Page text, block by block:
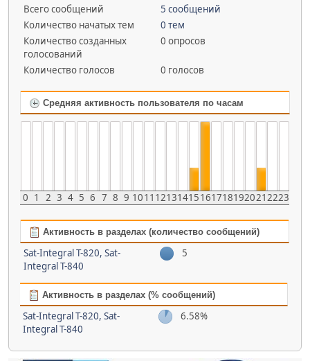
Всего сообщений
5 сообщений
Количество начатых тем
0 тем
Количество созданных
голосований
0 опросов
Количество голосов 0 голосов
Средняя активность пользователя по часам
0 1 2 3 4 5 6 7 8 9 1011 121314151617181920212223
Активность в разделах (количество сообщений)
Sat-Integral T-820, Sat-
Integral T-840
5
Активность в разделах (% сообщений)
Sat-Integral T-820, Sat-
Integral T-840
6.58%